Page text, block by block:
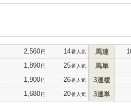
2,560円 14番人気
1,890円 25番人気
1,900円 26番人気
1,680円 20番人気
馬連
馬単
3連複
3連単